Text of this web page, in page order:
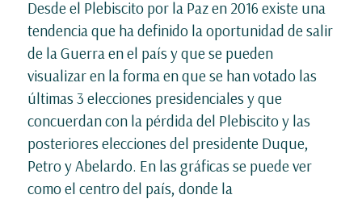
Desde el Plebiscito por la Paz en 2016 existe una
tendencia que ha definido la oportunidad de salir
de la Guerra en el país y que se pueden
visualizar en la forma en que se han votado las
últimas 3 elecciones presidenciales y que
concuerdan con la pérdida del Plebiscito y las
posteriores elecciones del presidente Duque,
Petro y Abelardo. En las gráficas se puede ver
como el centro del país, donde la